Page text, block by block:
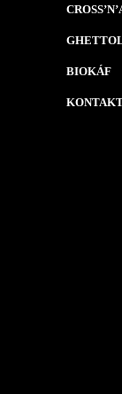
BIOKÁF